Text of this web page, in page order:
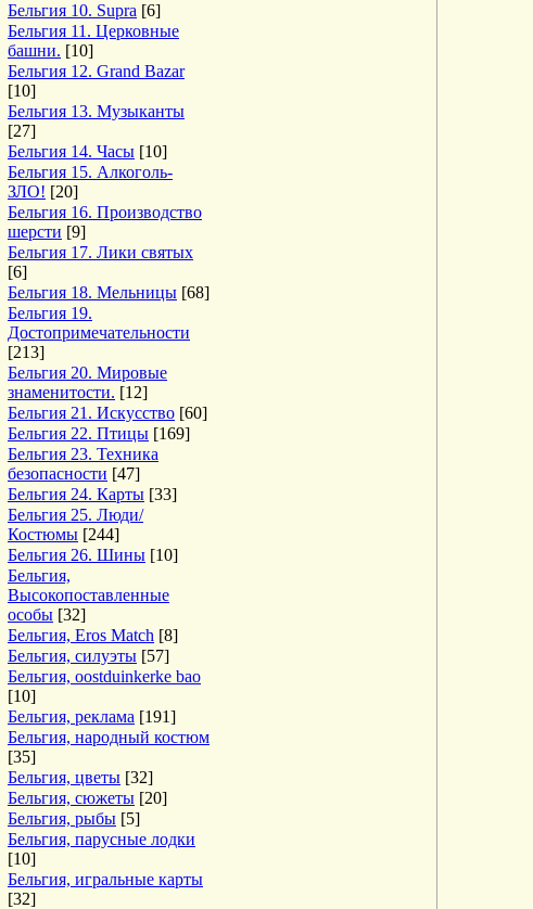
Бельгия 10. Supra [6]
Бельгия 11. Церковные
башни. [10]
Бельгия 12. Grand Bazar
[10]
Бельгия 13. Музыканты
[27]
Бельгия 14. Часы [10]
Бельгия 15. Алкоголь-
ЗЛО! [20]
Бельгия 16. Производство
шерсти [9]
Бельгия 17. Лики святых
[6]
Бельгия 18. Мельницы [68]
Бельгия 19.
Достопримечательности
[213]
Бельгия 20. Мировые
знаменитости. [12]
Бельгия 21. Искусство [60]
Бельгия 22. Птицы [169]
Бельгия 23. Техника
безопасности [47]
Бельгия 24. Карты [33]
Бельгия 25. Люди/
Костюмы [244]
Бельгия 26. Шины [10]
Бельгия,
Высокопоставленные
особы [32]
Бельгия, Eros Match [8]
Бельгия, силуэты [57]
Бельгия, oostduinkerke bao
[10]
Бельгия, реклама [191]
Бельгия, народный костюм
[35]
Бельгия, цветы [32]
Бельгия, сюжеты [20]
Бельгия, рыбы [5]
Бельгия, парусные лодки
[10]
Бельгия, игральные карты
[32]